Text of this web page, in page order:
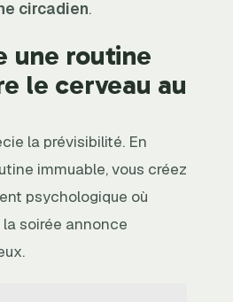
circadien.
une routine
le cerveau au
la prévisibilité. En
immuable, vous créez
psychologique où
soirée annonce